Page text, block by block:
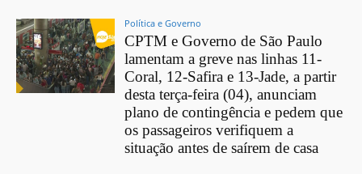
Política e Governo
CPTM e Governo de São Paulo
lamentam a greve nas linhas 11-
Coral, 12-Safira e 13-Jade, a partir
desta terça-feira (04), anunciam
plano de contingência e pedem que
os passageiros verifiquem a
situação antes de saírem de casa